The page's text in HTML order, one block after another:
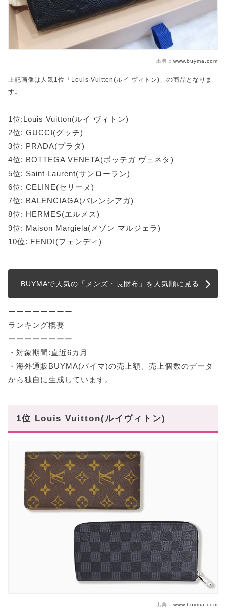
出典： www.buyma.com
上記画像は人気1位「Louis Vuitton(ルイ ヴィトン)」の商品となりま
す。
1位:Louis Vuitton(ルイ ヴィトン)
2位: GUCCI(グッチ)
3位: PRADA(プラダ)
4位: BOTTEGA VENETA(ボッテガ ヴェネタ)
5位: Saint Laurent(サンローラン)
6位: CELINE(セリーヌ)
7位: BALENCIAGA(バレンシアガ)
8位: HERMES(エルメス)
9位: Maison Margiela(メゾン マルジェラ)
10位: FENDI(フェンディ)
BUYMAで人気の「メンズ・長財布」を人気順に見る
ーーーーーーーー
ランキング概要
ーーーーーーーー
・対象期間:直近6カ月
・海外通販BUYMA(バイマ)の売上額、売上個数のデータ
から独自に生成しています。
1位 Louis Vuitton(ルイヴィトン)
出典： www.buyma.com